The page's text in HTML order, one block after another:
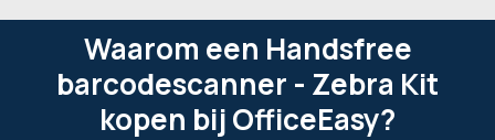
Waarom een Handsfree
barcodescanner - Zebra Kit
kopen bij OfficeEasy?